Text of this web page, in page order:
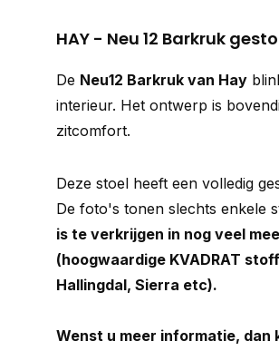
HAY - Neu 12 Barkruk
De Neu12 Barkruk van Hay
interieur. Het ontwerp is
zitcomfort.
Deze stoel heeft een volledig
De foto's tonen slechts enkele
is te verkrijgen in nog veel
(hoogwaardige KVADRAT
Hallingdal, Sierra etc).
Wenst u meer informatie, dan